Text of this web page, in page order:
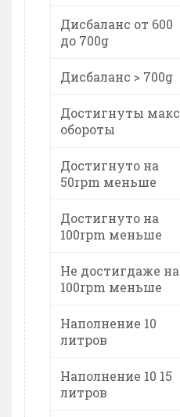
Дисбаланс от 600
до 700g
Дисбаланс > 700g
Достигнуты макс
обороты
Достигнуто на
50rpm меньше
Достигнуто на
100rpm меньше
Не достигдаже на
100rpm меньше
Наполнение 10
литров
Наполнение 10 15
литров